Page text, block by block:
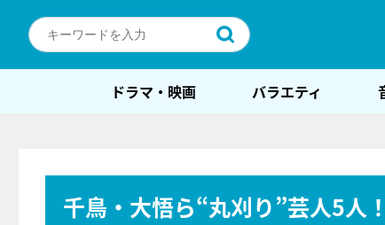
ドラマ・映画 バラエティ
千鳥・大悟ら“丸刈り”芸人5人